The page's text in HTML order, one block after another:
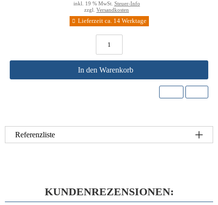
inkl. 19 % MwSt. Steuer-Info
zzgl. Versandkosten
Lieferzeit ca. 14 Werktage
In den Warenkorb
Referenzliste
KUNDENREZENSIONEN: